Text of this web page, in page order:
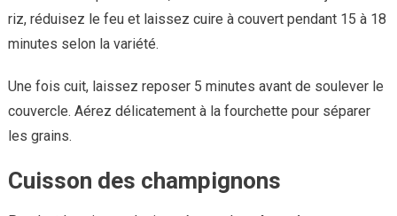
riz, réduisez le feu et laissez cuire à couvert pendant 15 à 18
minutes selon la variété.
Une fois cuit, laissez reposer 5 minutes avant de soulever le
couvercle. Aérez délicatement à la fourchette pour séparer
les grains.
Cuisson des champignons